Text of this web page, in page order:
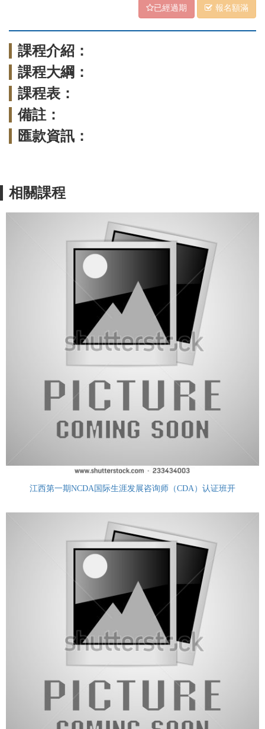
已經過期 報名額滿
課程介紹：
課程大綱：
課程表：
備註：
匯款資訊：
相關課程
江西第一期NCDA国际生涯发展咨询师（CDA）认证班开